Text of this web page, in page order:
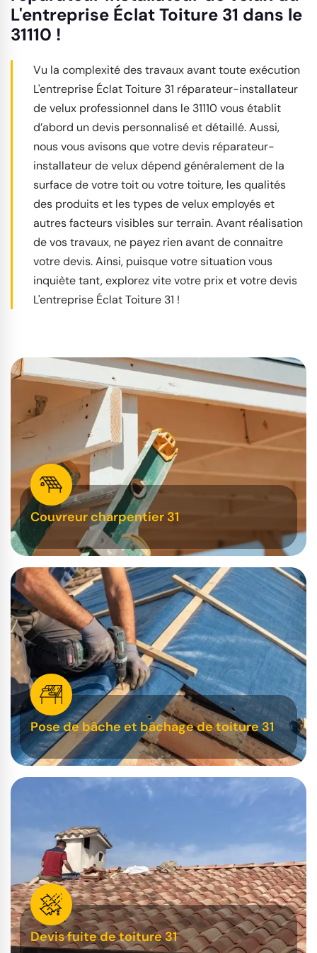
L'entreprise Éclat Toiture 31 dans le
31110 !
Vu la complexité des travaux avant toute exécution
L'entreprise Éclat Toiture 31 réparateur-installateur
de velux professionnel dans le 31110 vous établit
d’abord un devis personnalisé et détaillé. Aussi,
nous vous avisons que votre devis réparateur-
installateur de velux dépend généralement de la
surface de votre toit ou votre toiture, les qualités
des produits et les types de velux employés et
autres facteurs visibles sur terrain. Avant réalisation
de vos travaux, ne payez rien avant de connaitre
votre devis. Ainsi, puisque votre situation vous
inquiète tant, explorez vite votre prix et votre devis
L'entreprise Éclat Toiture 31 !
Couvreur charpentier 31
Pose de bâche et bâchage de toiture 31
Devis fuite de toiture 31